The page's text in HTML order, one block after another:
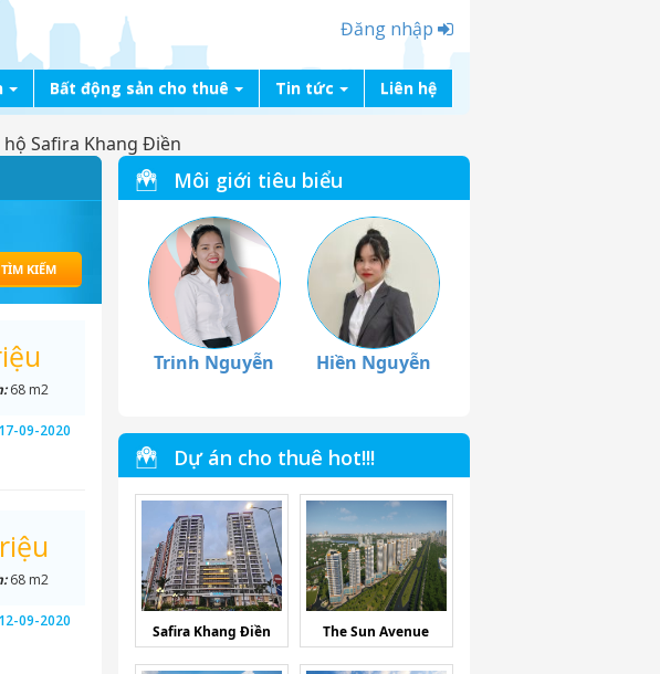
Đăng nhập
Bất động sản cho thuê Tin tức Liên hệ
Safira Khang Điền
68 m2
17-09-2020
68 m2
12-09-2020
Môi giới tiêu biểu
Trinh Nguyễn Hiền Nguyễn
Dự án cho thuê hot!!!
Safira Khang Điền The Sun Avenue